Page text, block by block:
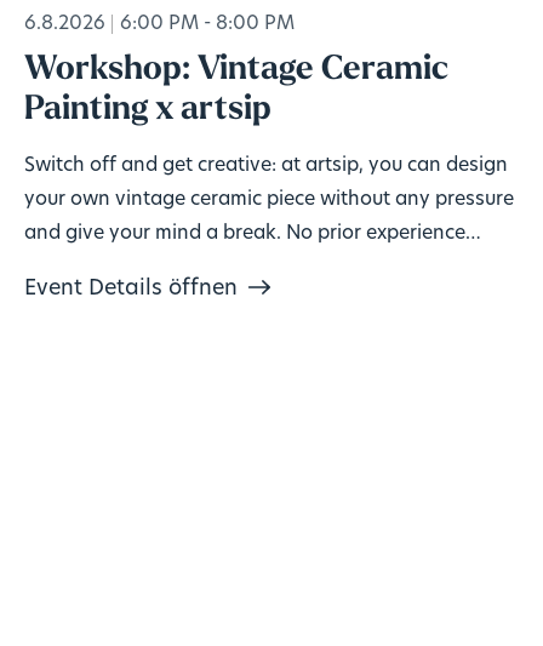
6.8.2026 6:00 PM - 8:00 PM
Workshop: Vintage Ceramic
Painting x artsip
Switch off and get creative: at artsip, you can design
your own vintage ceramic piece without any pressure
and give your mind a break. No prior experience
Event Details öffnen